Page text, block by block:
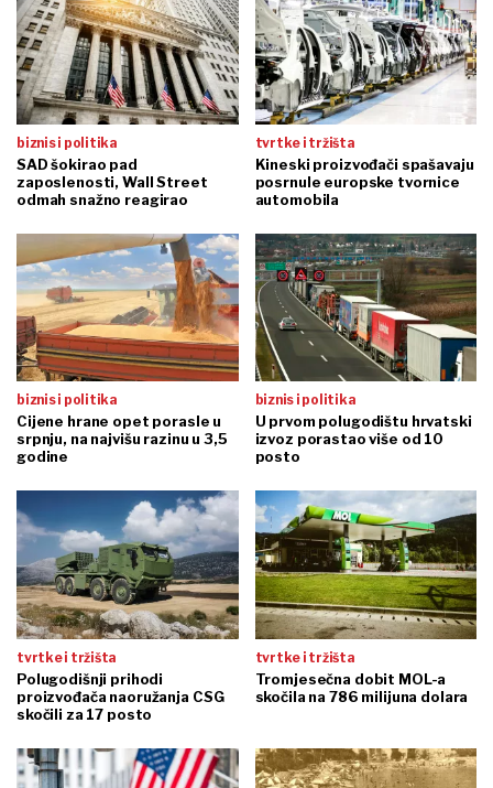
biznis i politika
SAD šokirao pad
zaposlenosti, Wall Street
odmah snažno reagirao
tvrtke i tržišta
Kineski proizvođači spašavaju
posrnule europske tvornice
automobila
biznis i politika
Cijene hrane opet porasle u
srpnju, na najvišu razinu u 3,5
godine
biznis i politika
U prvom polugodištu hrvatski
izvoz porastao više od 10
posto
tvrtke i tržišta
Polugodišnji prihodi
proizvođača naoružanja CSG
skočili za 17 posto
tvrtke i tržišta
Tromjesečna dobit MOL-a
skočila na 786 milijuna dolara